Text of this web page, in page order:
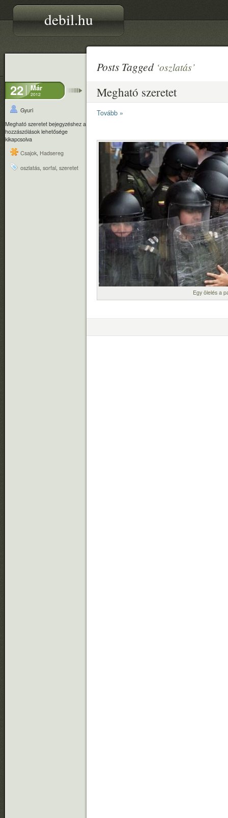
debil.hu
Posts Tagged ‘oszlatás’
22 Már
2012
Gyuri
Megható szeretet bejegyzéshez a
hozzászólások lehetősége
kikapcsolva
Csajok, Hadsereg
oszlatás, sorfal, szeretet
Megható szeretet
Tovább »
Egy ölelés a